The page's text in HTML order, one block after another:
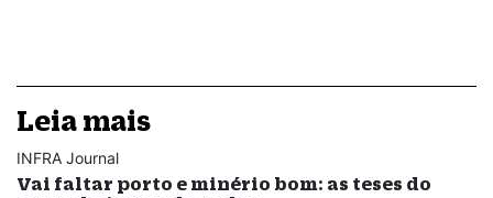
Leia mais
INFRA Journal
Vai faltar porto e minério bom: as teses do